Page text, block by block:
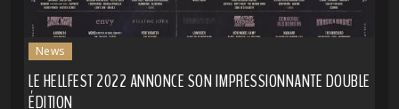
News
LE HELLFEST 2022 ANNONCE SON IMPRESSIONNANTE DOUBLE
ÉDITION